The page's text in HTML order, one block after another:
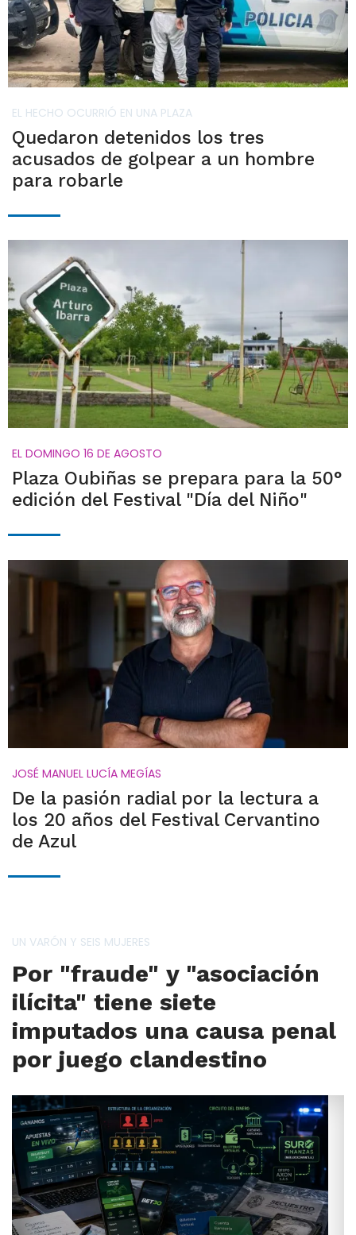
EL HECHO OCURRIÓ EN UNA PLAZA
Quedaron detenidos los tres
acusados de golpear a un hombre
para robarle
EL DOMINGO 16 DE AGOSTO
Plaza Oubiñas se prepara para la 50°
edición del Festival "Día del Niño"
JOSÉ MANUEL LUCÍA MEGÍAS
De la pasión radial por la lectura a
los 20 años del Festival Cervantino
de Azul
UN VARÓN Y SEIS MUJERES
Por "fraude" y "asociación
ilícita" tiene siete
imputados una causa penal
por juego clandestino